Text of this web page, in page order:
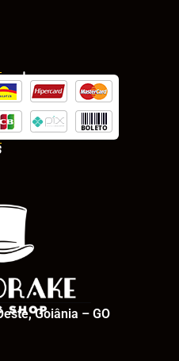
Goiânia – GO